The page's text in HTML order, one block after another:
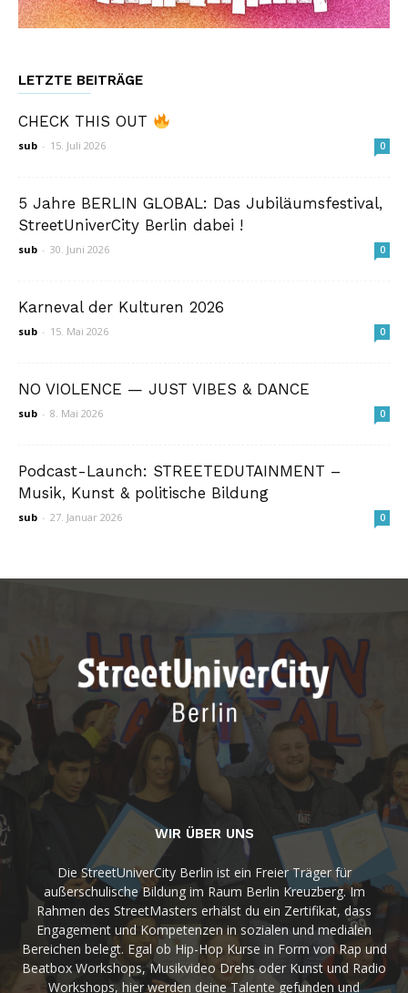
LETZTE BEITRÄGE
CHECK THIS OUT
sub - 15. Juli 2026 0
5 Jahre BERLIN GLOBAL: Das Jubiläumsfestival,
StreetUniverCity Berlin dabei !
sub - 30. Juni 2026 0
Karneval der Kulturen 2026
sub - 15. Mai 2026 0
NO VIOLENCE — JUST VIBES & DANCE
sub - 8. Mai 2026 0
Podcast-Launch: STREETEDUTAINMENT –
Musik, Kunst & politische Bildung
sub - 27. Januar 2026 0
WIR ÜBER UNS
Die StreetUniverCity Berlin ist ein Freier Träger für
außerschulische Bildung im Raum Berlin Kreuzberg. Im
Rahmen des StreetMasters erhälst du ein Zertifikat, dass
Engagement und Kompetenzen in sozialen und medialen
Bereichen belegt. Egal ob Hip-Hop Kurse in Form von Rap und
Beatbox Workshops, Musikvideo Drehs oder Kunst und Radio
Workshops, hier werden deine Talente gefunden und